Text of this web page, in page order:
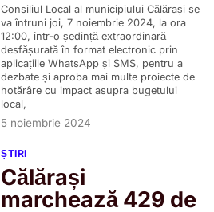
Consiliul Local al municipiului Călărași se
va întruni joi, 7 noiembrie 2024, la ora
12:00, într-o ședință extraordinară
desfășurată în format electronic prin
aplicațiile WhatsApp și SMS, pentru a
dezbate și aproba mai multe proiecte de
hotărâre cu impact asupra bugetului
local,
5 noiembrie 2024
ȘTIRI
Călărași
marchează 429 de